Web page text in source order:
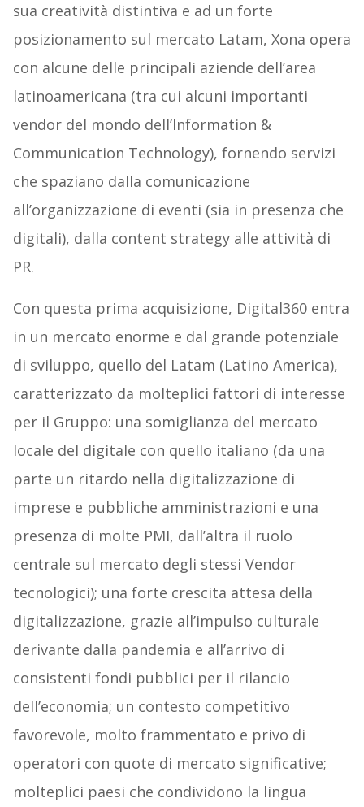
sua creatività distintiva e ad un forte
posizionamento sul mercato Latam, Xona opera
con alcune delle principali aziende dell’area
latinoamericana (tra cui alcuni importanti
vendor del mondo dell’Information &
Communication Technology), fornendo servizi
che spaziano dalla comunicazione
all’organizzazione di eventi (sia in presenza che
digitali), dalla content strategy alle attività di
PR.
Con questa prima acquisizione, Digital360 entra
in un mercato enorme e dal grande potenziale
di sviluppo, quello del Latam (Latino America),
caratterizzato da molteplici fattori di interesse
per il Gruppo: una somiglianza del mercato
locale del digitale con quello italiano (da una
parte un ritardo nella digitalizzazione di
imprese e pubbliche amministrazioni e una
presenza di molte PMI, dall’altra il ruolo
centrale sul mercato degli stessi Vendor
tecnologici); una forte crescita attesa della
digitalizzazione, grazie all’impulso culturale
derivante dalla pandemia e all’arrivo di
consistenti fondi pubblici per il rilancio
dell’economia; un contesto competitivo
favorevole, molto frammentato e privo di
operatori con quote di mercato significative;
molteplici paesi che condividono la lingua